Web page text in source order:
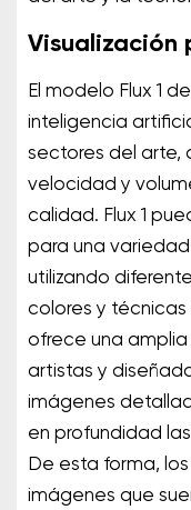
Visualización
El modelo Flux 1
inteligencia
sectores del arte,
velocidad y
calidad. Flux 1
para una
utilizando
colores y
ofrece una
artistas y
imágenes
en profundidad
De esta forma,
imágenes que